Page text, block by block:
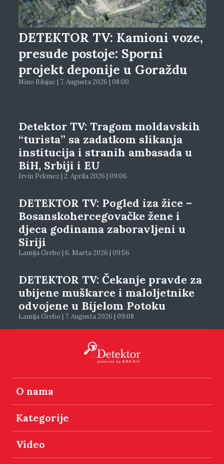
DETEKTOR TV: Kamioni voze,
presude postoje: Sporni
projekt deponije u Goraždu
Nino Bilajac | 7. Augusta 2026 | 08:00
Detektor TV: Tragom moldavskih
“turista” sa zadatkom slikanja
institucija i stranih ambasada u
BiH, Srbiji i EU
Irvin Pekmez | 2. Aprila 2026 | 09:06
DETEKTOR TV: Pogled iza žice –
Bosanskohercegovačke žene i
djeca godinama zaboravljeni u
Siriji
Lamija Grebo | 6. Marta 2026 | 09:56
DETEKTOR TV: Čekanje pravde za
ubijene muškarce i maloljetnike
odvojene u Bijelom Potoku
Lamija Grebo | 7. Augusta 2026 | 09:08
O nama
Kategorije
Video